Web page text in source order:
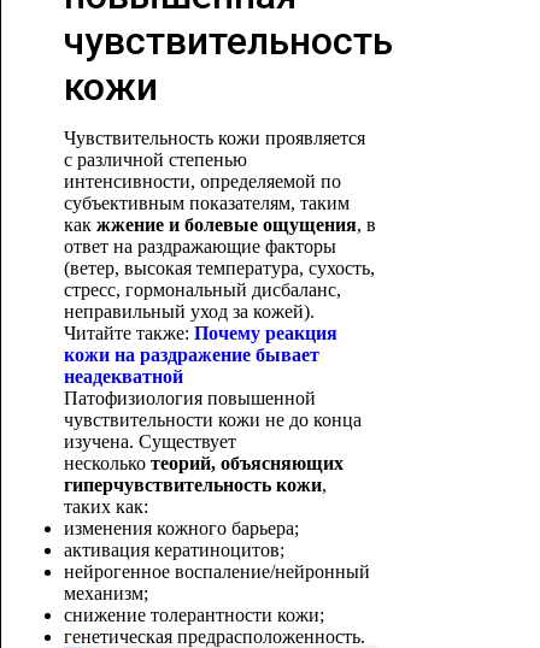
чувствительность
кожи
Чувствительность кожи проявляется
с различной степенью
интенсивности, определяемой по
субъективным показателям, таким
как жжение и болевые ощущения, в
ответ на раздражающие факторы
(ветер, высокая температура, сухость,
стресс, гормональный дисбаланс,
неправильный уход за кожей).
Читайте также: Почему реакция
кожи на раздражение бывает
неадекватной
Патофизиология повышенной
чувствительности кожи не до конца
изучена. Существует
несколько теорий, объясняющих
гиперчувствительность кожи,
таких как:
изменения кожного барьера;
активация кератиноцитов;
нейрогенное воспаление/нейронный
механизм;
снижение толерантности кожи;
генетическая предрасположенность.